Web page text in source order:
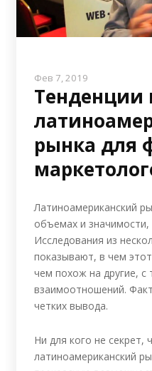
Фев 7, 2019
Тенденции
рынка для
Латиноамериканский
объемах и значимости,
Исследования из
показывают, в чем
чем похож на другие, с
взаимоотношений.
четких вывода.
Ни для кого не секрет,
латиноамериканский